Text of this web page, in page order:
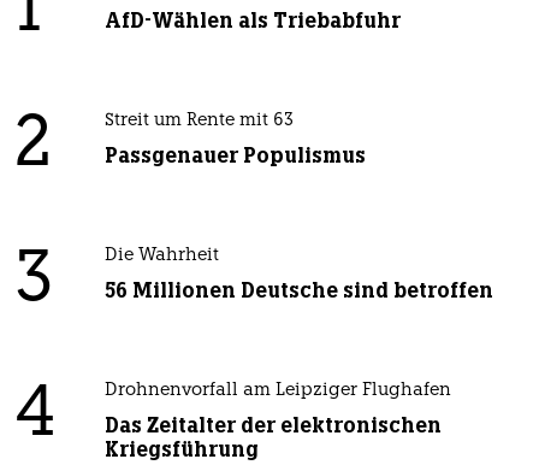
AfD-Wählen als Triebabfuhr
2 Streit um Rente mit 63
Passgenauer Populismus
3 Die Wahrheit
56 Millionen Deutsche sind betroffen
4 Drohnenvorfall am Leipziger Flughafen
Das Zeitalter der elektronischen
Kriegsführung